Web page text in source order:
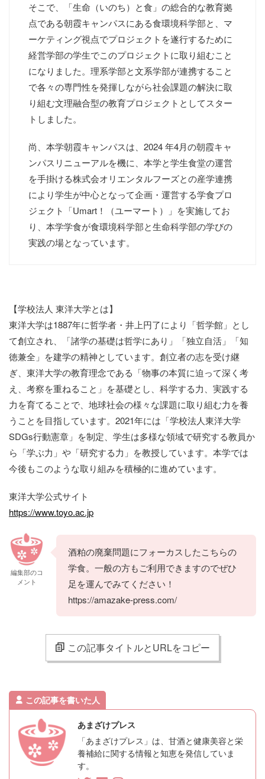
そこで、「生命（いのち）と食」の総合的な教育拠
点である朝霞キャンパスにある食環境科学部と、マ
ーケティング視点でプロジェクトを遂行するために
経営学部の学生でこのプロジェクトに取り組むこと
になりました。理系学部と文系学部が連携すること
で各々の専門性を発揮しながら社会課題の解決に取
り組む文理融合型の教育プロジェクトとしてスター
トしました。
尚、本学朝霞キャンパスは、2024 年4月の朝霞キャ
ンパスリニューアルを機に、本学と学生食堂の運営
を手掛ける株式会オリエンタルフーズとの産学連携
により学生が中心となって企画・運営する学食プロ
ジェクト「Umart！（ユーマート）」を実施してお
り、本学学食が食環境科学部と生命科学部の学びの
実践の場となっています。
【学校法人 東洋大学とは】
東洋大学は1887年に哲学者・井上円了により「哲学館」とし
て創立され、「諸学の基礎は哲学にあり」「独立自活」「知
徳兼全」を建学の精神としています。創立者の志を受け継
ぎ、東洋大学の教育理念である「物事の本質に迫って深く考
え、考察を重ねること」を基礎とし、科学する力、実践する
力を育てることで、地球社会の様々な課題に取り組む力を養
うことを目指しています。2021年には「学校法人東洋大学
SDGs行動憲章」を制定、学生は多様な領域で研究する教員か
ら「学ぶ力」や「研究する力」を教授しています。本学では
今後もこのような取り組みを積極的に進めています。
東洋大学公式サイト
https://www.toyo.ac.jp
編集部のコ
メント
酒粕の廃棄問題にフォーカスしたこちらの
学食。一般の方もご利用できますのでぜひ
足を運んでみてください！
https://amazake-press.com/
この記事タイトルとURLをコピー
この記事を書いた人
あまざけプレス
「あまざけプレス」は、甘酒と健康美容と栄
養補給に関する情報と知恵を発信していま
す。